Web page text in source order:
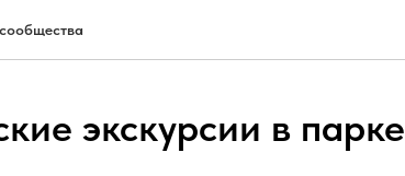
экскурсии в парке